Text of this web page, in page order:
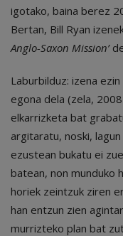
igotako, baina berez
Bertan, Bill Ryan
Anglo-Saxon Mission’
Laburbilduz: izena
egona dela (zela,
elkarrizketa bat
argitaratu, noski,
ezustean bukatu ei
batean, non munduko
horiek zeintzuk ziren
han entzun zien
murrizteko plan bat